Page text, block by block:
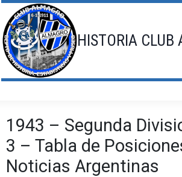
Saltar
al
contenido
HISTORIA CLUB
1943 – Segunda
3 – Tabla de
Noticias Argentinas